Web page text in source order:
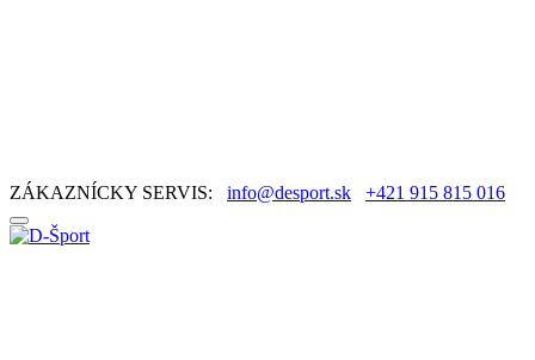
ZÁKAZNÍCKY SERVIS: info@desport.sk +421 915 815 016